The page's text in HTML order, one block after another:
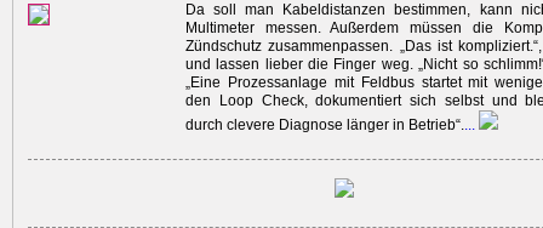
Da soll man Kabeldistanzen bestimmen, kann
Multimeter messen. Außerdem müssen die
Zündschutz zusammenpassen. „Das ist
und lassen lieber die Finger weg. „Nicht so
„Eine Prozessanlage mit Feldbus startet mit
den Loop Check, dokumentiert sich selbst und
durch clevere Diagnose länger in Betrieb“....